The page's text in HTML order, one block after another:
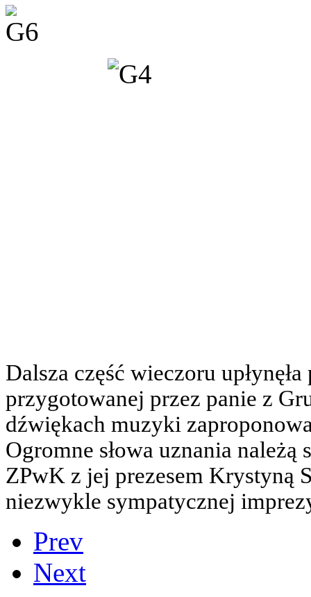
Dalsza część wieczoru
przygotowanej przez panie z
dźwiękach muzyki
Ogromne słowa uznania
ZPwK z jej prezesem Krystyną
niezwykle sympatycznej
Prev
Next